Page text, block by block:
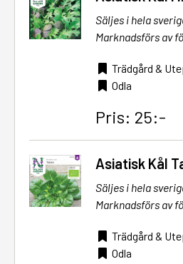
Säljes i hela
Marknadsförs av
Trädgård &
Odla
Pris: 25:-
Asiatisk Kål
Säljes i hela
Marknadsförs av
Trädgård &
Odla